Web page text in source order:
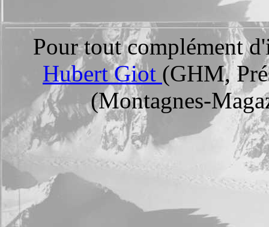
Pour tout complément
Hubert Giot (GHM,
(Montagnes-